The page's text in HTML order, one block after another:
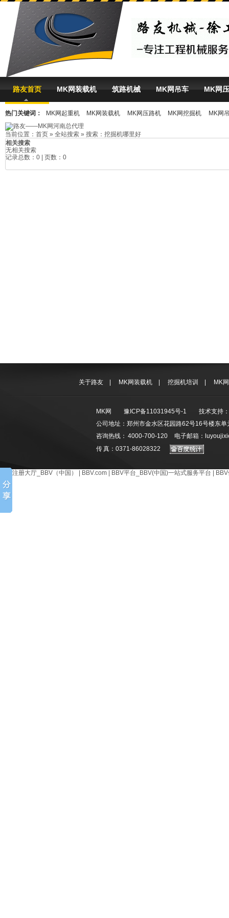
路友首页 MK网装载机 筑路机械 MK网吊车 MK网
MK体育（中国）
热门关键词： MK网起重机 MK网装载机 MK网压路机 MK网挖掘机 MK网
当前位置： 首页 » 全站搜索 » 搜索：挖掘机哪里好
相关搜索
无相关搜索
记录总数：0 | 页数：0
关于路友 MK网装载机 挖掘机培训 MK
MK网 豫ICP备11031945号-1 技术支持：
公司地址：郑州市金水区花园路62号16号楼东单
咨询热线： 4000-700-120 电子邮箱：
传 真：0371-86028322
BBV注册大厅_BBV（中国） BBV.com BBV平台_BBV(中国)一站式服务平台
台|